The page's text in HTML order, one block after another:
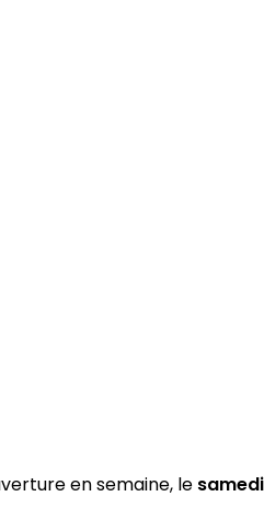
en semaine, le samedi